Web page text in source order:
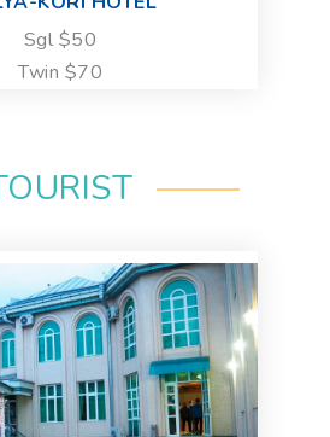
Sgl $50
Twin $70